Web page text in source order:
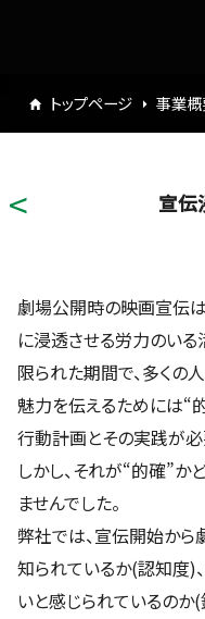
トップページ 事業
宣伝
劇場公開時の映画宣伝は
に浸透させる労力のいる
限られた期間で、多くの
魅力を伝えるためには“
行動計画とその実践が必
しかし、それが“的確”
ませんでした。
弊社では、宣伝開始から
知られているか(認知度)
いと感じられているの